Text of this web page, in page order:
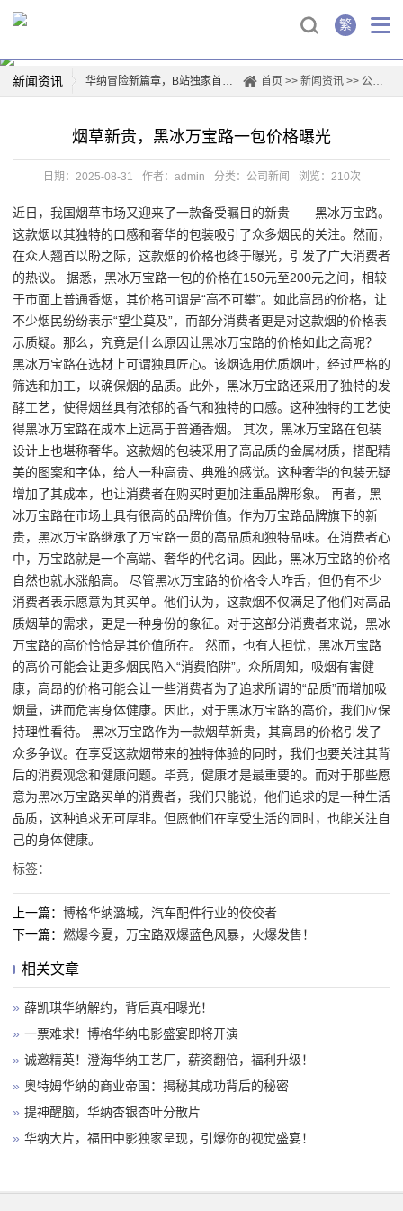
繁
新闻资讯 华纳冒险新篇章，B站独家首映！
创新驱动，华纳新材上市再掀行业热潮
薛凯琪华纳解约，背后真相曝光！
一票难求！博格华纳电影盛宴即将开演
惊喜连连，山东华纳带你玩转四季
票房爆款，国际城华纳影院独家首映日！
首页 >>新闻资讯 >> 公司新闻
烟草新贵，黑冰万宝路一包价格曝光
日期：2025-08-31 作者：admin 分类： 公司新闻 浏览：210次
近日，我国烟草市场又迎来了一款备受瞩目的新贵——黑冰万宝路。
这款烟以其独特的口感和奢华的包装吸引了众多烟民的关注。然而，
在众人翘首以盼之际，这款烟的价格也终于曝光，引发了广大消费者
的热议。 据悉，黑冰万宝路一包的价格在150元至200元之间，相较
于市面上普通香烟，其价格可谓是“高不可攀”。如此高昂的价格，让
不少烟民纷纷表示“望尘莫及”，而部分消费者更是对这款烟的价格表
示质疑。那么，究竟是什么原因让黑冰万宝路的价格如此之高呢？
黑冰万宝路在选材上可谓独具匠心。该烟选用优质烟叶，经过严格的
筛选和加工，以确保烟的品质。此外，黑冰万宝路还采用了独特的发
酵工艺，使得烟丝具有浓郁的香气和独特的口感。这种独特的工艺使
得黑冰万宝路在成本上远高于普通香烟。 其次，黑冰万宝路在包装
设计上也堪称奢华。这款烟的包装采用了高品质的金属材质，搭配精
美的图案和字体，给人一种高贵、典雅的感觉。这种奢华的包装无疑
增加了其成本，也让消费者在购买时更加注重品牌形象。 再者，黑
冰万宝路在市场上具有很高的品牌价值。作为万宝路品牌旗下的新
贵，黑冰万宝路继承了万宝路一贯的高品质和独特品味。在消费者心
中，万宝路就是一个高端、奢华的代名词。因此，黑冰万宝路的价格
自然也就水涨船高。 尽管黑冰万宝路的价格令人咋舌，但仍有不少
消费者表示愿意为其买单。他们认为，这款烟不仅满足了他们对高品
质烟草的需求，更是一种身份的象征。对于这部分消费者来说，黑冰
万宝路的高价恰恰是其价值所在。 然而，也有人担忧，黑冰万宝路
的高价可能会让更多烟民陷入“消费陷阱”。众所周知，吸烟有害健
康，高昂的价格可能会让一些消费者为了追求所谓的“品质”而增加吸
烟量，进而危害身体健康。因此，对于黑冰万宝路的高价，我们应保
持理性看待。 黑冰万宝路作为一款烟草新贵，其高昂的价格引发了
众多争议。在享受这款烟带来的独特体验的同时，我们也要关注其背
后的消费观念和健康问题。毕竟，健康才是最重要的。而对于那些愿
意为黑冰万宝路买单的消费者，我们只能说，他们追求的是一种生活
品质，这种追求无可厚非。但愿他们在享受生活的同时，也能关注自
己的身体健康。
标签：
上一篇： 博格华纳潞城，汽车配件行业的佼佼者
下一篇： 燃爆今夏，万宝路双爆蓝色风暴，火爆发售！
相关文章
» 薛凯琪华纳解约，背后真相曝光！
» 一票难求！博格华纳电影盛宴即将开演
» 诚邀精英！澄海华纳工艺厂，薪资翻倍，福利升级！
» 奥特姆华纳的商业帝国：揭秘其成功背后的秘密
» 提神醒脑，华纳杏银杏叶分散片
» 华纳大片，福田中影独家呈现，引爆你的视觉盛宴！